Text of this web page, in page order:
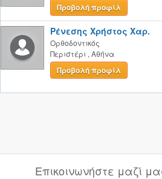
Προβολή προφίλ
Ρένεσης Χρήστος Χαρ.
Ορθοδοντικός
Περιστέρι , Αθήνα
Προβολή προφίλ
Επικοινωνήστε μαζί